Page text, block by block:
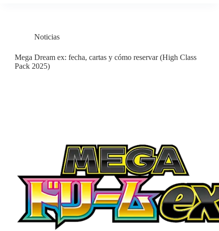
Noticias
Mega Dream ex: fecha, cartas y cómo reservar (High Class
Pack 2025)